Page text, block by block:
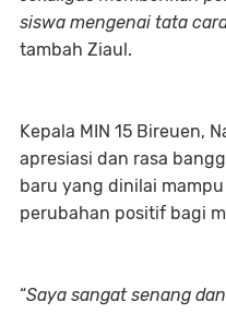
siswa mengenai tata
tambah Ziaul.
Kepala MIN 15 Bireuen,
apresiasi dan rasa
baru yang dinilai
perubahan positif bagi
“Saya sangat senang